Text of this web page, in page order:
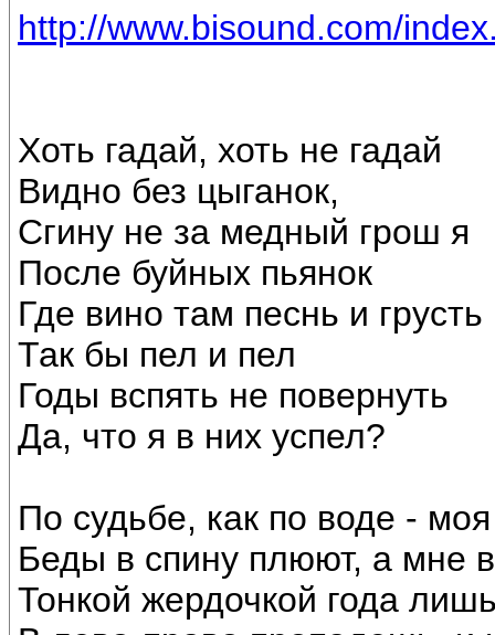
http://www.bisound.com/
Хоть гадай, хоть не гадай
Видно без цыганок,
Сгину не за медный грош я
После буйных пьянок
Где вино там песнь и грусть
Так бы пел и пел
Годы вспять не повернуть
Да, что я в них успел?
По судьбе, как по воде -
Беды в спину плюют, а мне
Тонкой жердочкой года